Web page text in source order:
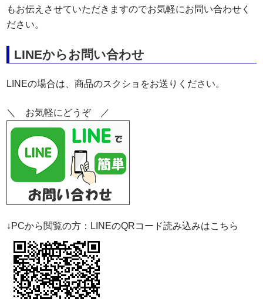
もお伝えさせていただきますのでお気軽にお問い合わせく
ださい。
LINEからお問い合わせ
LINEの場合は、商品のスクショをお送りください。
＼ お気軽にどうぞ ／
↓PCから閲覧の方：LINEのQRコード読み込みはこちら